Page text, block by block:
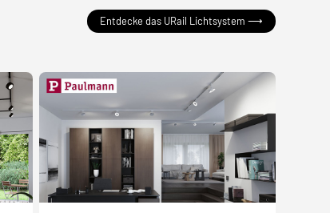
Entdecke das URail Lichtsystem ⟶